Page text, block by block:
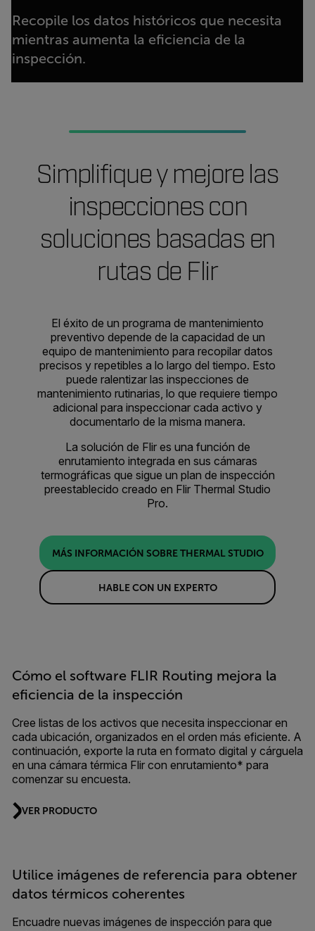
Recopile los datos históricos que necesita
mientras aumenta la eficiencia de la
inspección.
Simplifique y mejore las
inspecciones con
soluciones basadas en
rutas de Flir
El éxito de un programa de mantenimiento
preventivo depende de la capacidad de un
equipo de mantenimiento para recopilar datos
precisos y repetibles a lo largo del tiempo. Esto
puede ralentizar las inspecciones de
mantenimiento rutinarias, lo que requiere tiempo
adicional para inspeccionar cada activo y
documentarlo de la misma manera.
La solución de Flir es una función de
enrutamiento integrada en sus cámaras
termográficas que sigue un plan de inspección
preestablecido creado en Flir Thermal Studio
Pro.
MÁS INFORMACIÓN SOBRE THERMAL STUDIO
HABLE CON UN EXPERTO
Cómo el software FLIR Routing mejora la
eficiencia de la inspección
Cree listas de los activos que necesita inspeccionar en
cada ubicación, organizados en el orden más eficiente. A
continuación, exporte la ruta en formato digital y cárguela
en una cámara térmica Flir con enrutamiento* para
comenzar su encuesta.
VER PRODUCTO
Utilice imágenes de referencia para obtener
datos térmicos coherentes
Encuadre nuevas imágenes de inspección para que